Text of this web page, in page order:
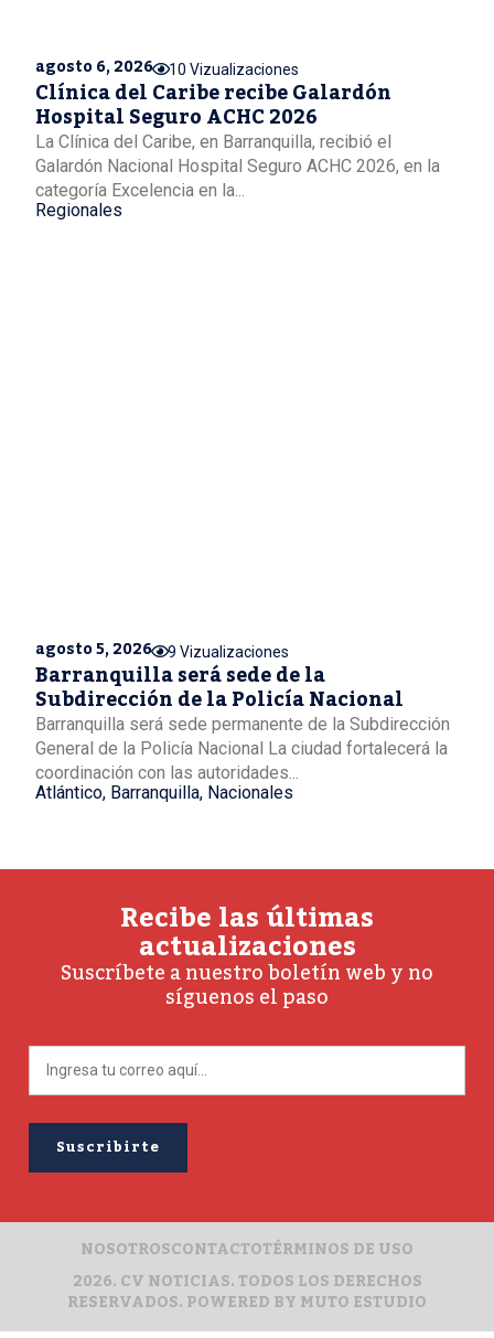
agosto 6, 2026 10 Vizualizaciones
Clínica del Caribe recibe Galardón
Hospital Seguro ACHC 2026
La Clínica del Caribe, en Barranquilla, recibió el
Galardón Nacional Hospital Seguro ACHC 2026, en la
categoría Excelencia en la...
Regionales
agosto 5, 2026 9 Vizualizaciones
Barranquilla será sede de la
Subdirección de la Policía Nacional
Barranquilla será sede permanente de la Subdirección
General de la Policía Nacional La ciudad fortalecerá la
coordinación con las autoridades...
Atlántico, Barranquilla, Nacionales
Recibe las últimas
actualizaciones
Suscríbete a nuestro boletín web y no
síguenos el paso
2026. CV NOTICIAS. TODOS LOS DERECHOS
RESERVADOS. POWERED BYMUTO ESTUDIO
NOSOTROSCONTACTOTÉRMINOS DE USO